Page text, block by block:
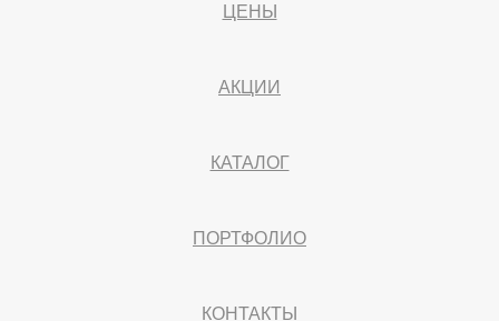
ЦЕНЫ
АКЦИИ
КАТАЛОГ
ПОРТФОЛИО
КОНТАКТЫ